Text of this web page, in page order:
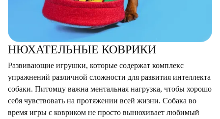
НЮХАТЕЛЬНЫЕ КОВРИКИ
Развивающие игрушки, которые содержат комплекс
упражнений различной сложности для развития интеллекта
собаки. Питомцу важна ментальная нагрузка, чтобы хорошо
себя чувствовать на протяжении всей жизни. Собака во
время игры с ковриком не просто вынюхивает любимый